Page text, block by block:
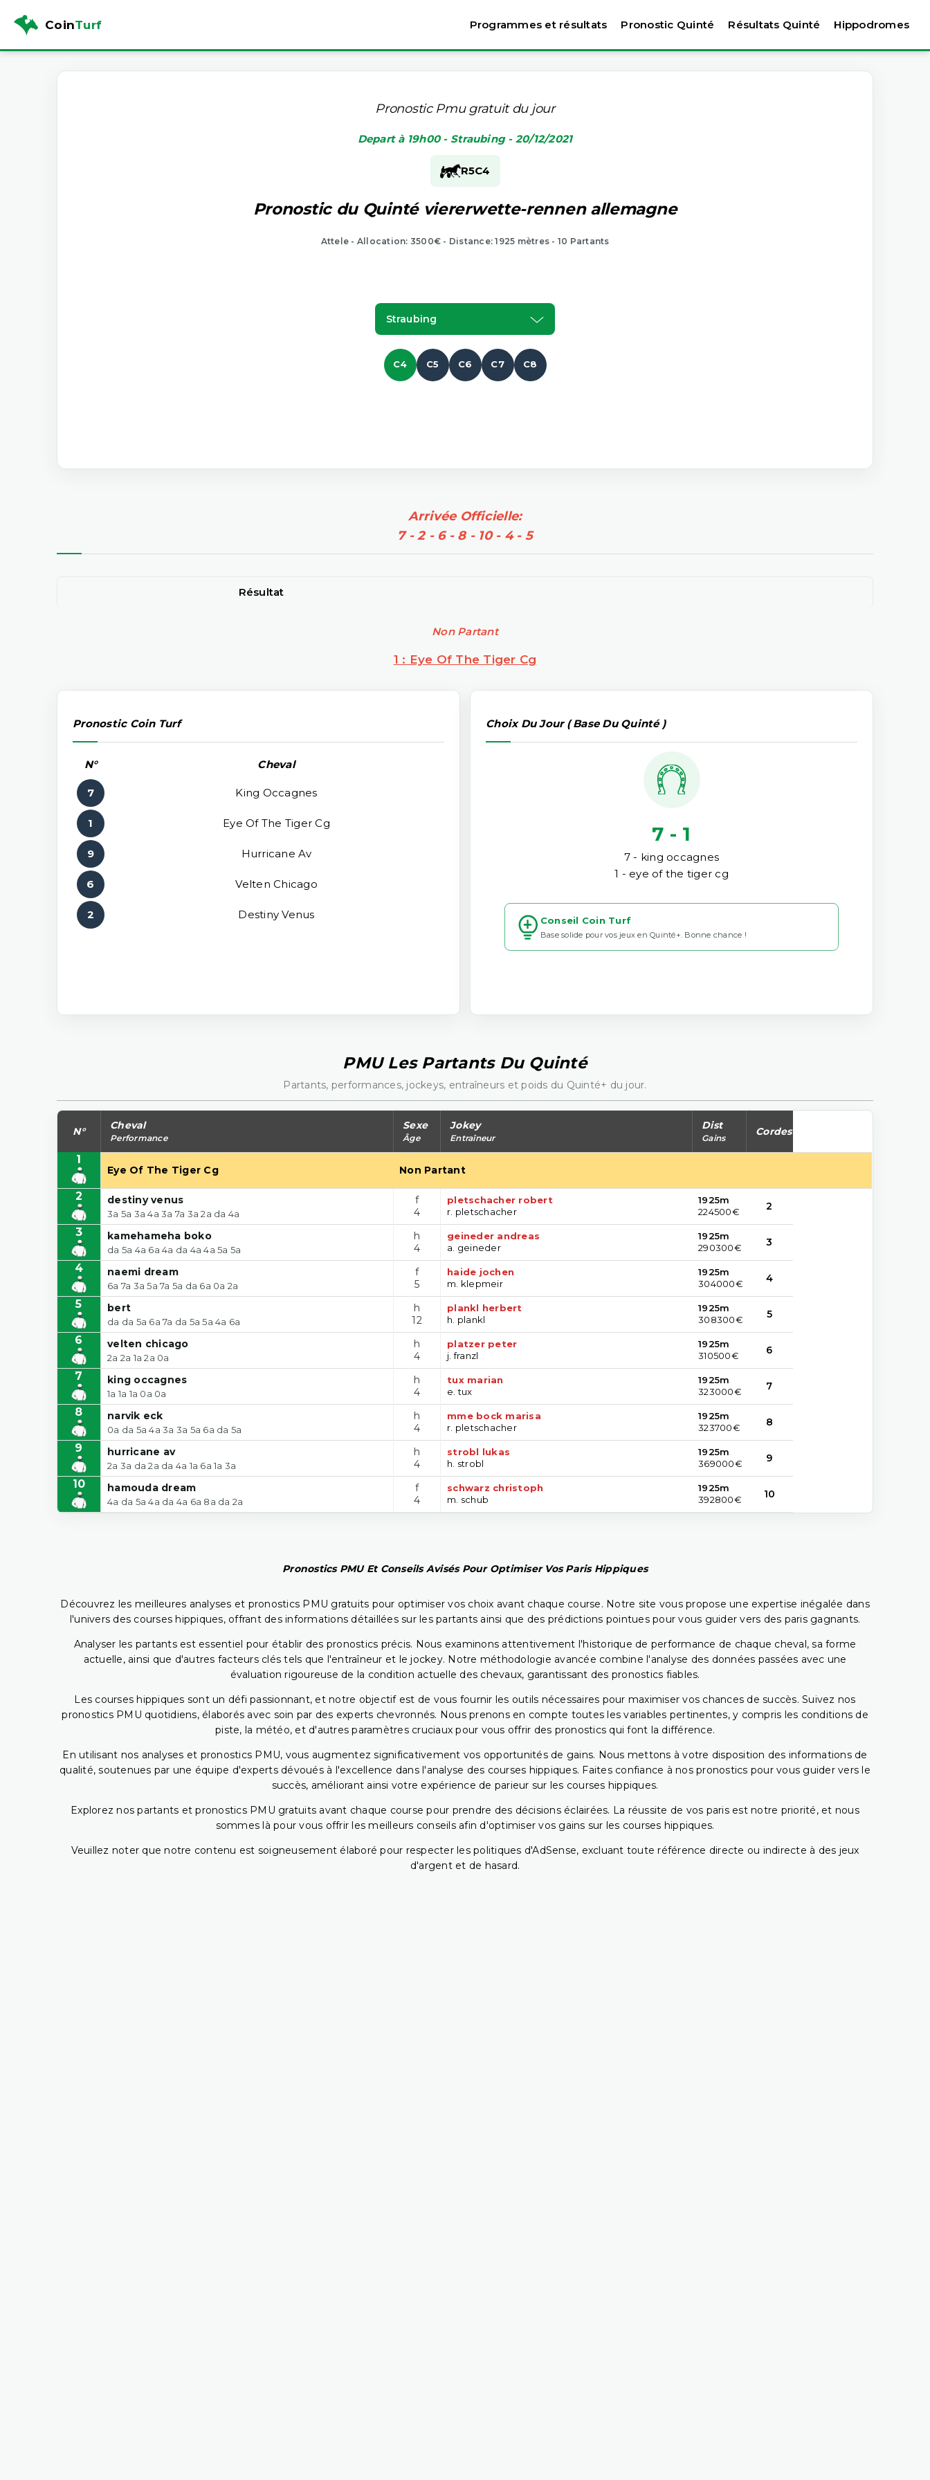
CoinTurf Programmes et résultats Pronostic Quinté Résultats Quinté Hippodromes
Pronostic Pmu gratuit du jour
Depart à 19h00 - Straubing - 20/12/2021
R5C4
Pronostic du Quinté viererwette-rennen allemagne
Attele - Allocation: 3500€ - Distance: 1925 mètres - 10 Partants
Straubing
C4 C5 C6 C7 C8
Arrivée Officielle:
7 - 2 - 6 - 8 - 10 - 4 - 5
Résultat
Non Partant
1 : Eye Of The Tiger Cg
Pronostic Coin Turf
N° Cheval
7 King Occagnes
1 Eye Of The Tiger Cg
9 Hurricane Av
6 Velten Chicago
2 Destiny Venus
Choix Du Jour ( Base Du Quinté )
7 - 1
7 - king occagnes
1 - eye of the tiger cg
Conseil Coin Turf
Base solide pour vos jeux en Quinté+. Bonne chance !
PMU Les Partants Du Quinté
Partants, performances, jockeys, entraîneurs et poids du Quinté+ du jour.
N° Cheval
Performance
Sexe
Âge
Jokey
Entraîneur
Dist
Gains
Cordes
1
Eye Of The Tiger Cg Non Partant
2 destiny venus
3a 5a 3a 4a 3a 7a 3a 2a da 4a
f
4
pletschacher robert
r. pletschacher
1925m
224500€
2
3 kamehameha boko
da 5a 4a 6a 4a da 4a 4a 5a 5a
h
4
geineder andreas
a. geineder
1925m
290300€
3
4 naemi dream
6a 7a 3a 5a 7a 5a da 6a 0a 2a
f
5
haide jochen
m. klepmeir
1925m
304000€
4
5 bert
da da 5a 6a 7a da 5a 5a 4a 6a
h
12
plankl herbert
h. plankl
1925m
308300€
5
6 velten chicago
2a 2a 1a 2a 0a
h
4
platzer peter
j. franzl
1925m
310500€
6
7 king occagnes
1a 1a 1a 0a 0a
h
4
tux marian
e. tux
1925m
323000€
7
8 narvik eck
0a da 5a 4a 3a 3a 5a 6a da 5a
h
4
mme bock marisa
r. pletschacher
1925m
323700€
8
9 hurricane av
2a 3a da 2a da 4a 1a 6a 1a 3a
h
4
strobl lukas
h. strobl
1925m
369000€
9
10 hamouda dream
4a da 5a 4a da 4a 6a 8a da 2a
f
4
schwarz christoph
m. schub
1925m
392800€
10
Pronostics PMU Et Conseils Avisés Pour Optimiser Vos Paris Hippiques
Découvrez les meilleures analyses et pronostics PMU gratuits pour optimiser vos choix avant chaque course. Notre site vous propose une expertise inégalée dans
l'univers des courses hippiques, offrant des informations détaillées sur les partants ainsi que des prédictions pointues pour vous guider vers des paris gagnants.
Analyser les partants est essentiel pour établir des pronostics précis. Nous examinons attentivement l'historique de performance de chaque cheval, sa forme
actuelle, ainsi que d'autres facteurs clés tels que l'entraîneur et le jockey. Notre méthodologie avancée combine l'analyse des données passées avec une
évaluation rigoureuse de la condition actuelle des chevaux, garantissant des pronostics fiables.
Les courses hippiques sont un défi passionnant, et notre objectif est de vous fournir les outils nécessaires pour maximiser vos chances de succès. Suivez nos
pronostics PMU quotidiens, élaborés avec soin par des experts chevronnés. Nous prenons en compte toutes les variables pertinentes, y compris les conditions de
piste, la météo, et d'autres paramètres cruciaux pour vous offrir des pronostics qui font la différence.
En utilisant nos analyses et pronostics PMU, vous augmentez significativement vos opportunités de gains. Nous mettons à votre disposition des informations de
qualité, soutenues par une équipe d'experts dévoués à l'excellence dans l'analyse des courses hippiques. Faites confiance à nos pronostics pour vous guider vers le
succès, améliorant ainsi votre expérience de parieur sur les courses hippiques.
Explorez nos partants et pronostics PMU gratuits avant chaque course pour prendre des décisions éclairées. La réussite de vos paris est notre priorité, et nous
sommes là pour vous offrir les meilleurs conseils afin d'optimiser vos gains sur les courses hippiques.
Veuillez noter que notre contenu est soigneusement élaboré pour respecter les politiques d'AdSense, excluant toute référence directe ou indirecte à des jeux
d'argent et de hasard.